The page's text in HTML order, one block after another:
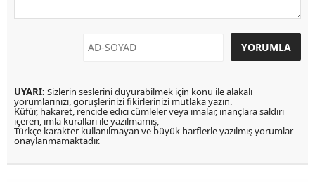
UYARI: Sizlerin seslerini duyurabilmek için konu ile alakalı
yorumlarınızı, görüşlerinizi fikirlerinizi mutlaka yazın.
Küfür, hakaret, rencide edici cümleler veya imalar, inançlara saldırı
içeren, imla kuralları ile yazılmamış,
Türkçe karakter kullanılmayan ve büyük harflerle yazılmış yorumlar
onaylanmamaktadır.